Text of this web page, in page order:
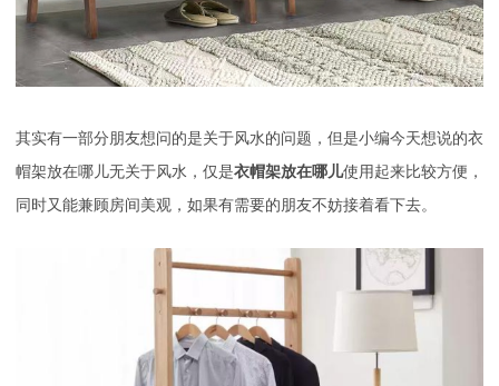
其实有一部分朋友想问的是关于风水的问题，但是小编今天想说的衣
帽架放在哪儿无关于风水，仅是衣帽架放在哪儿使用起来比较方便，
同时又能兼顾房间美观，如果有需要的朋友不妨接着看下去。